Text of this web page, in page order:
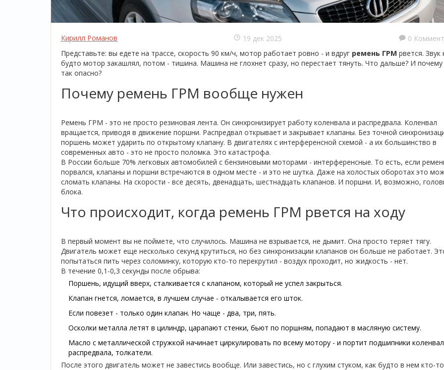
Кирилл Романов 19 дек 2025
0
Представьте: вы едете на трассе, скорость 90 км/ч, мотор работает ровно - и вдруг ремень ГРМ рвется. Звук
будто мотор закашлял, потом - тишина. Машина не глохнет сразу, но перестает тянуть. Что дальше? И почему
так опасно?
Почему ремень ГРМ вообще нужен
Ремень ГРМ - это не просто резиновая лента. Он синхронизирует работу коленвала и распредвала. Коленвал
вращается, приводя в движение поршни. Распредвал открывает и закрывает клапаны. Без точной
поршень может ударить по открытому клапану. В двигателях с интерференсной схемой - а их большинство в
современных авто - это не просто поломка. Это катастрофа.
В России больше 70% легковых автомобилей с бензиновыми моторами - интерференсные. То есть, если
порвался, клапаны и поршни встречаются в одном месте - и это не шутка. Даже на холостых оборотах это
сломать клапаны. На скорости - все десять, двенадцать, шестнадцать клапанов. И поршни. И, возможно,
блока.
Что происходит, когда ремень ГРМ рвется на ходу
В первый момент вы не поймете, что случилось. Машина не взрывается, не дымит. Она просто теряет тягу.
Двигатель может еще несколько секунд крутиться, но без синхронизации клапанов он больше не работает.
попытаться пить через соломинку, которую кто-то перекрутил - воздух проходит, но жидкость - нет.
В течение 0,1-0,3 секунды после обрыва:
Поршень, идущий вверх, сталкивается с клапаном, который не успел закрыться.
Клапан гнется, ломается, в лучшем случае - откалывается его шток.
Если повезет - только один клапан. Но чаще - два, три, пять.
Осколки металла летят в цилиндр, царапают стенки, бьют по поршням, попадают в масляную систему.
Масло с металлической стружкой начинает циркулировать по всему мотору - и портит подшипники
распредвала, толкатели.
После этого двигатель может не завестись вообще. Или завестись, но с глухим стуком, как будто в нем кто-то